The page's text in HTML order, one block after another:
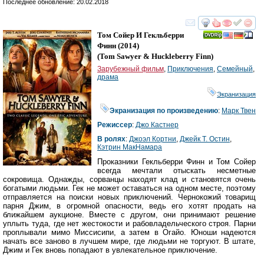
Последнее обновление: 20.02.2018
смотреть
Том Сойер И Гекльберри
Финн (2014)
(Tom Sawyer & Huckleberry Finn)
Зарубежный фильм Приключения Семейный
драма
Экранизация
Экранизация по произведению: Марк Твен
Режиссер: Джо Кастнер
В ролях: Джоэл Кортни Джейк Т. Остин
Кэтрин МакНамара
Проказники Гекльберри Финн и Том Сойер
всегда мечтали отыскать несметные
сокровища. Однажды, сорванцы находят клад и становятся очень
богатыми людьми. Гек не может оставаться на одном месте, поэтому
отправляется на поиски новых приключений. Чернокожий товарищ
парня Джим, в огромной опасности, ведь его хотят продать на
ближайшем аукционе. Вместе с другом, они принимают решение
уплыть туда, где нет жестокости и рабовладельческого строя. Парни
проплывали мимо Миссисипи, а затем в Огайо. Юноши надеются
начать все заново в лучшем мире, где людьми не торгуют. В штате,
Джим и Гек вновь попадают в увлекательное приключение.